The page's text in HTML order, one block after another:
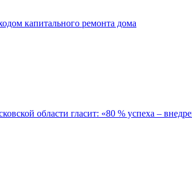
капитального ремонта дома
области гласит: «80 % успеха –